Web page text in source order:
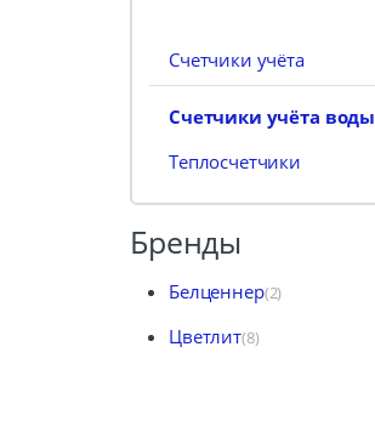
Счетчики учёта
Счетчики учёта воды
Теплосчетчики
Бренды
Белценнер(2)
Цветлит(8)